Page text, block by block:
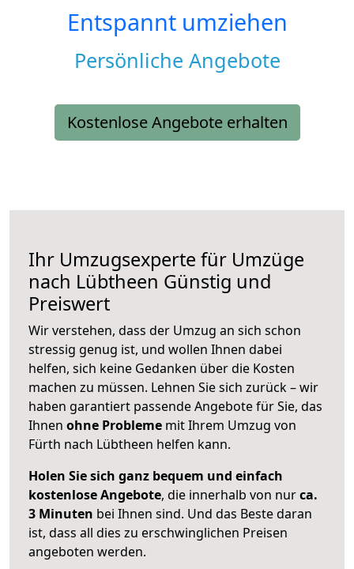
Entspannt umziehen
Persönliche Angebote
Kostenlose Angebote erhalten
Ihr Umzugsexperte für Umzüge
nach Lübtheen Günstig und
Preiswert
Wir verstehen, dass der Umzug an sich schon
stressig genug ist, und wollen Ihnen dabei
helfen, sich keine Gedanken über die Kosten
machen zu müssen. Lehnen Sie sich zurück – wir
haben garantiert passende Angebote für Sie, das
Ihnen ohne Probleme mit Ihrem Umzug von
Fürth nach Lübtheen helfen kann.
Holen Sie sich ganz bequem und einfach
kostenlose Angebote, die innerhalb von nurca.
3 Minuten bei Ihnen sind. Und das Beste daran
ist, dass all dies zu erschwinglichen Preisen
angeboten werden.